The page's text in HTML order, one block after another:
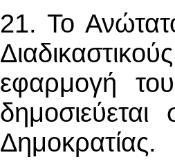
21. Το
εφαρμογή
Δημοκρατίας.